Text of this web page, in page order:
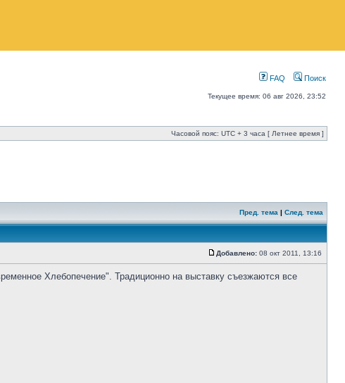
FAQ Поиск
Текущее время: 06 авг 2026, 23:52
Часовой пояс: UTC + 3 часа [ Летнее время ]
Пред. тема | След. тема
Добавлено: 08 окт 2011, 13:16
Хлебопечение". Традиционно на выставку съезжаются все